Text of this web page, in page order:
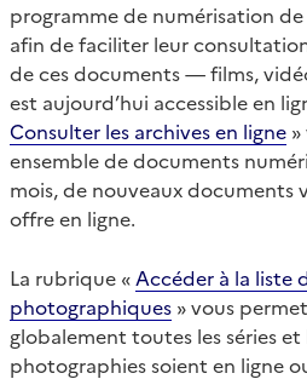
programme de numérisation
afin de faciliter leur
de ces documents — films,
est aujourd’hui accessible en
Consulter les archives en ligne
ensemble de documents
mois, de nouveaux documents
offre en ligne.
La rubrique « Accéder à la liste
photographiques » vous
globalement toutes les séries
photographies soient en ligne